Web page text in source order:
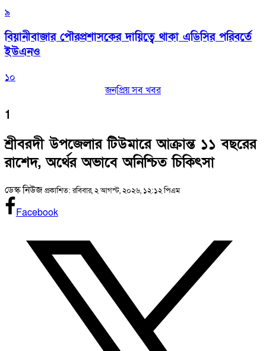
৯
বিয়ানীবাজার পৌরপ্রশাসকের দায়িত্বে থাকা এডিসির পরিবর্তে
ইউএনও
১০
জনপ্রিয় সব খবর
1
শ্রীবরদী উপজেলার টিউমারে আক্রান্ত ১১ বছরের
রাশেদ, অর্থের অভাবে অনিশ্চিত চিকিৎসা
ডেস্ক নিউজপ্রকাশিত: রবিবার, ২ আগস্ট, ২০২৬, ১২:১২ পিএম
Facebook